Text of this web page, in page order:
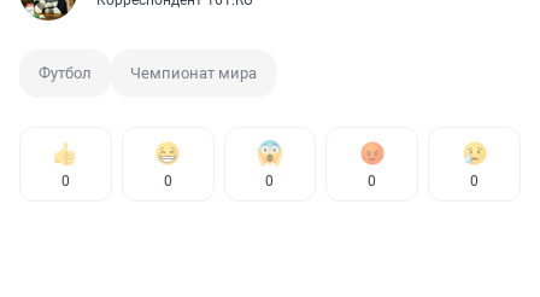
Футбол Чемпионат мира
0 0 0 0 0